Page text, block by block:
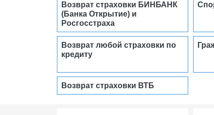
Возврат страховки БИНБАНК
(Банка Открытие) и
Росгосстраха
Возврат любой страховки по
кредиту
Возврат страховки ВТБ